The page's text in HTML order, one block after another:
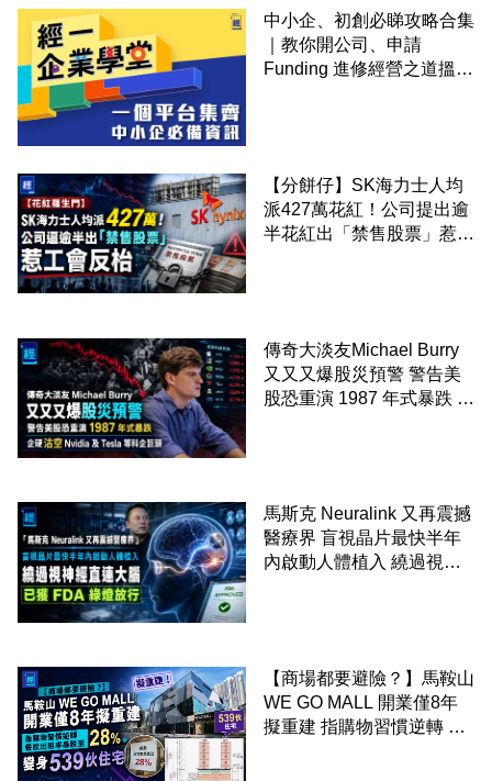
中小企、初創必睇攻略合集
｜教你開公司、申請
Funding 進修經營之道搵大
【分餅仔】SK海力士人均
派427萬花紅！公司提出逾
半花紅出「禁售股票」惹工
傳奇大淡友Michael Burry
又又又爆股災預警 警告美
股恐重演 1987 年式暴跌 企
馬斯克 Neuralink 又再震撼
醫療界 盲視晶片最快半年
內啟動人體植入 繞過視神
【商場都要避險？】馬鞍山
WE GO MALL 開業僅8年
擬重建 指購物習慣逆轉 餐